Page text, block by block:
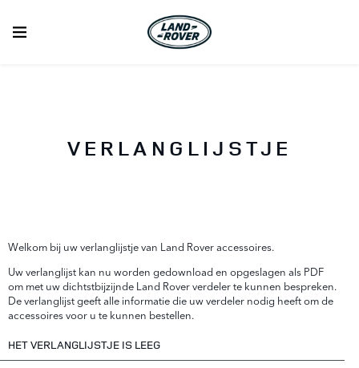
VERLANGLIJSTJE
Welkom bij uw verlanglijstje van Land Rover accessoires.
Uw verlanglijst kan nu worden gedownload en opgeslagen als PDF
om met uw dichtstbijzijnde Land Rover verdeler te kunnen bespreken.
De verlanglijst geeft alle informatie die uw verdeler nodig heeft om de
accessoires voor u te kunnen bestellen.
HET VERLANGLIJSTJE IS LEEG